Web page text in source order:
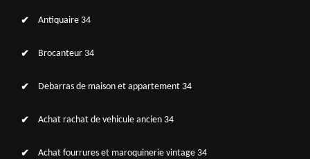
Antiquaire 34
Brocanteur 34
Debarras de maison et appartement 34
Achat rachat de vehicule ancien 34
Achat fourrures et maroquinerie vintage 34